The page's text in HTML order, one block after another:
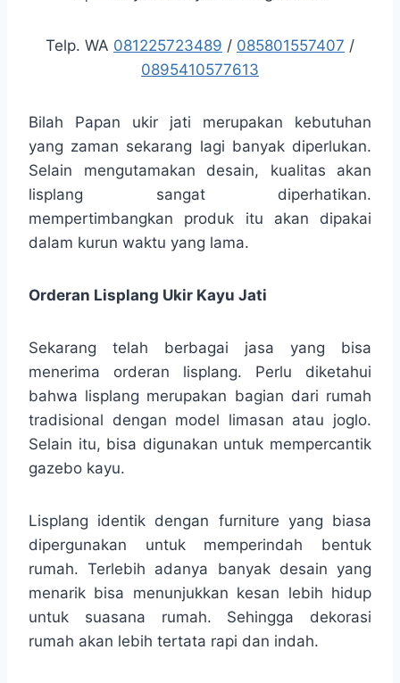
Telp. WA 081225723489 / 085801557407 /
0895410577613
Bilah Papan ukir jati merupakan kebutuhan
yang zaman sekarang lagi banyak diperlukan.
Selain mengutamakan desain, kualitas akan
lisplang sangat diperhatikan.
mempertimbangkan produk itu akan dipakai
dalam kurun waktu yang lama.
Orderan Lisplang Ukir Kayu Jati
Sekarang telah berbagai jasa yang bisa
menerima orderan lisplang. Perlu diketahui
bahwa lisplang merupakan bagian dari rumah
tradisional dengan model limasan atau joglo.
Selain itu, bisa digunakan untuk mempercantik
gazebo kayu.
Lisplang identik dengan furniture yang biasa
dipergunakan untuk memperindah bentuk
rumah. Terlebih adanya banyak desain yang
menarik bisa menunjukkan kesan lebih hidup
untuk suasana rumah. Sehingga dekorasi
rumah akan lebih tertata rapi dan indah.